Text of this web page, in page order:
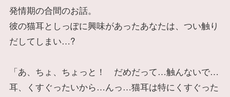
発情期の合間のお話。
彼の猫耳としっぽに興味があったあなたは、つい触り
だしてしまい…?
「あ、ちょ、ちょっと！ だめだって…触んないで…
耳、くすぐったいから…んっ…猫耳は特にくすぐった